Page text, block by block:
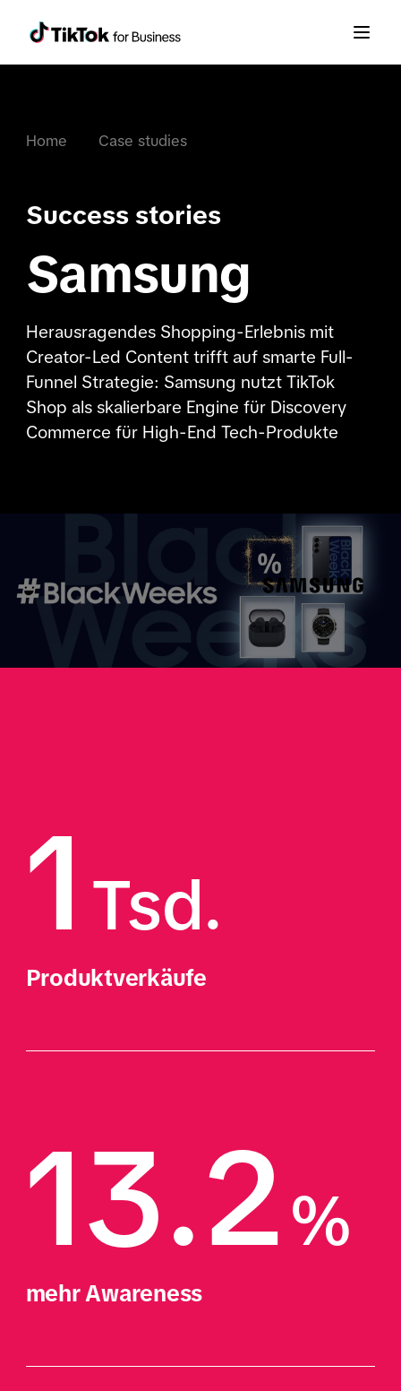
Home Case studies
Success stories
Samsung
Herausragendes Shopping-Erlebnis mit
Creator-Led Content trifft auf smarte Full-
Funnel Strategie: Samsung nutzt TikTok
Shop als skalierbare Engine für Discovery
Commerce für High-End Tech-Produkte
1 Tsd.
Produktverkäufe
13.2%
mehr Awareness